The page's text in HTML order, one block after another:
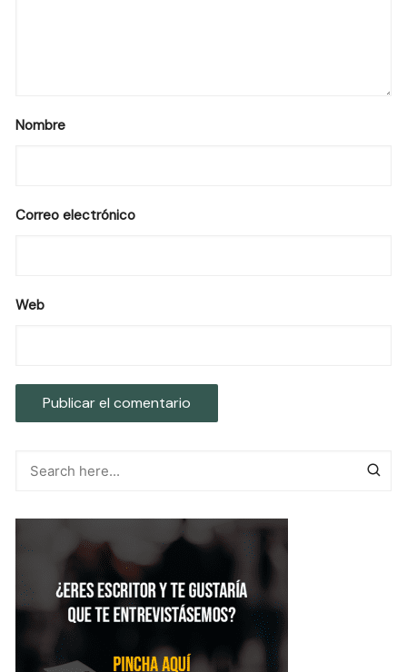
Nombre
Correo electrónico
Web